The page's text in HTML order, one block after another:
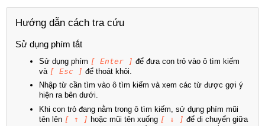
Hướng dẫn cách tra cứu
Sử dụng phím tắt
Sử dụng phím [ Enter ] để đưa con trỏ vào ô tìm kiếm
và [ Esc ] để thoát khỏi.
Nhập từ cần tìm vào ô tìm kiếm và xem các từ được gợi ý
hiện ra bên dưới.
Khi con trỏ đang nằm trong ô tìm kiếm, sử dụng phím mũi
tên lên [ ↑ ] hoặc mũi tên xuống [ ↓ ] để di chuyển giữa